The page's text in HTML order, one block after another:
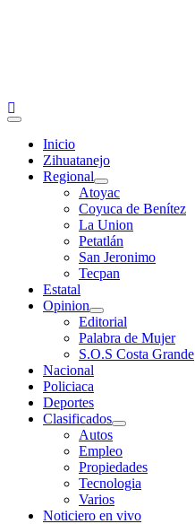
Primary
Inicio
Zihuatanejo
Regional
Atoyac
Coyuca de Benítez
La Union
Petatlán
San Jeronimo
Tecpan
Estatal
Opinion
Editorial
Palabra de Mujer
S.O.S Costa Grande
Nacional
Policiaca
Deportes
Clasificados
Autos
Empleo
Propiedades
Tecnologia
Varios
Noticiero en vivo